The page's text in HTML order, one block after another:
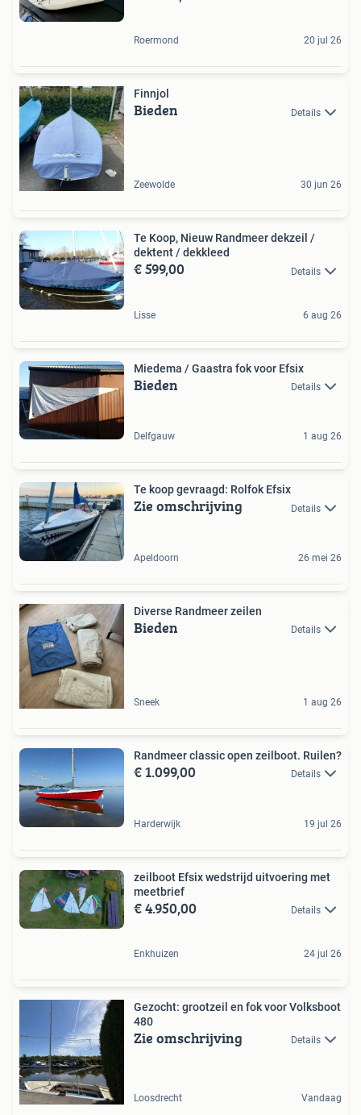
Roermond 20 jul 26
Finnjol
Bieden Details
Zeewolde 30 jun 26
Te Koop, Nieuw Randmeer dekzeil /
dektent / dekkleed
€ 599,00 Details
Lisse 6 aug 26
Miedema / Gaastra fok voor Efsix
Bieden Details
Delfgauw 1 aug 26
Te koop gevraagd: Rolfok Efsix
Zie omschrijving Details
Apeldoorn 26 mei 26
Diverse Randmeer zeilen
Bieden Details
Sneek 1 aug 26
Randmeer classic open zeilboot. Ruilen?
€ 1.099,00 Details
Harderwijk 19 jul 26
zeilboot Efsix wedstrijd uitvoering met
meetbrief
€ 4.950,00 Details
Enkhuizen 24 jul 26
Gezocht: grootzeil en fok voor Volksboot
480
Zie omschrijving Details
Loosdrecht Vandaag